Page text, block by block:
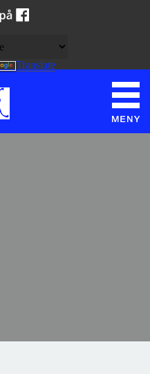
Translate